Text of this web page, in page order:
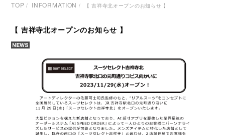
TOP / INFORMATION / 【 吉祥寺北オープンのお知らせ 】
【 吉祥寺北オープンのお知らせ 】